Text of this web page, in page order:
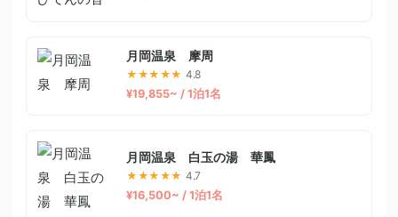
月岡温泉 摩周
★★★★★ 4.8
¥19,855~ / 1泊1名
月岡温泉 白玉の湯 華鳳
★★★★★ 4.7
¥16,500~ / 1泊1名